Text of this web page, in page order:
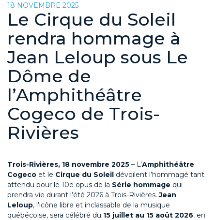
18 NOVEMBRE 2025
Le Cirque du Soleil
rendra hommage à
Jean Leloup sous Le
Dôme de
l’Amphithéâtre
Cogeco de Trois-
Rivières
Trois-Rivières, 18 novembre 2025 – L’Amphithéâtre
Cogeco et le Cirque du Soleil dévoilent l’hommagé tant
attendu pour le 10e opus de la Série hommage qui
prendra vie durant l’été 2026 à Trois-Rivières.Jean
Leloup, l’icône libre et inclassable de la musique
québécoise, sera célébré du 15 juillet au 15 août 2026, en